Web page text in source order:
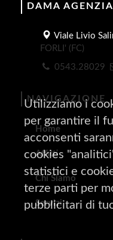
DAMA
Viale Livio
FORLI' (FC)
0543.28029
NAVIGAZIONE
Home
Affitti
Chi Siamo
Servizi
Utilizziamo i
per garantire il
acconsenti
cookies
statistici e
terze parti per
pubblicitari di